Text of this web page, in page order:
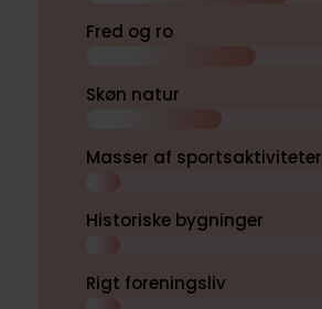
Fred og ro
Skøn natur
Masser af sportsaktiviteter
Historiske bygninger
Rigt foreningsliv